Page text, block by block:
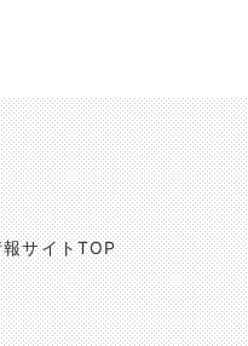
サイトTOP